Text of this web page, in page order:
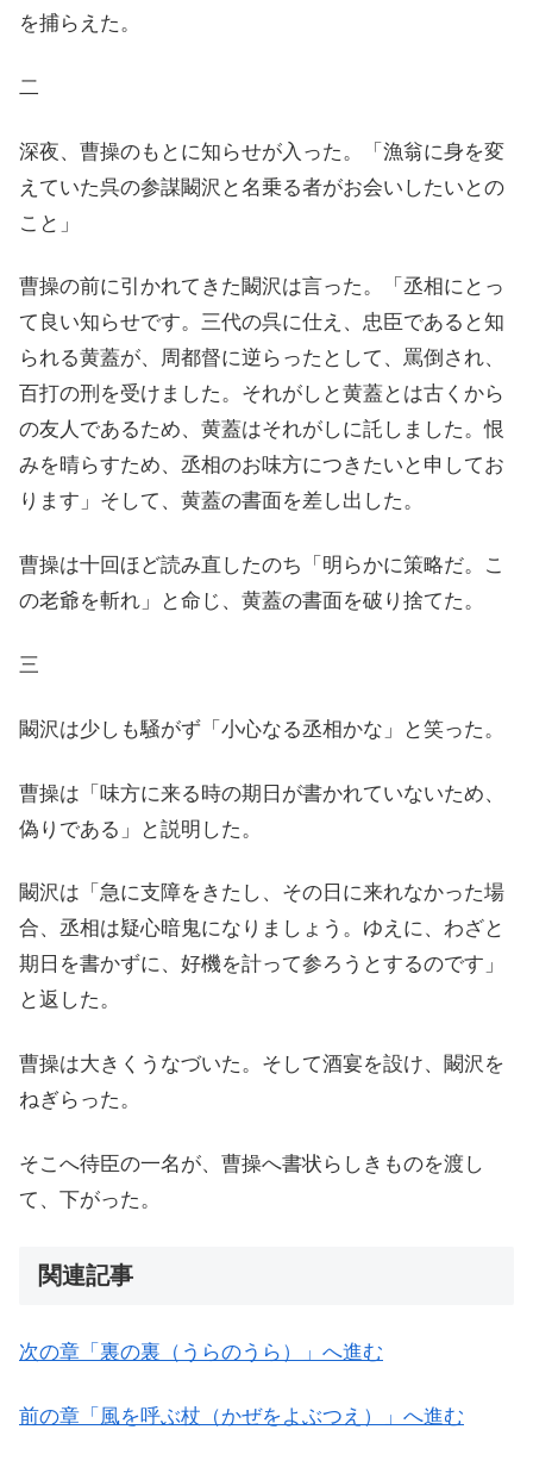
を捕らえた。
二
深夜、曹操のもとに知らせが入った。「漁翁に身を変
えていた呉の参謀闞沢と名乗る者がお会いしたいとの
こと」
曹操の前に引かれてきた闞沢は言った。「丞相にとっ
て良い知らせです。三代の呉に仕え、忠臣であると知
られる黄蓋が、周都督に逆らったとして、罵倒され、
百打の刑を受けました。それがしと黄蓋とは古くから
の友人であるため、黄蓋はそれがしに託しました。恨
みを晴らすため、丞相のお味方につきたいと申してお
ります」そして、黄蓋の書面を差し出した。
曹操は十回ほど読み直したのち「明らかに策略だ。こ
の老爺を斬れ」と命じ、黄蓋の書面を破り捨てた。
三
闞沢は少しも騒がず「小心なる丞相かな」と笑った。
曹操は「味方に来る時の期日が書かれていないため、
偽りである」と説明した。
闞沢は「急に支障をきたし、その日に来れなかった場
合、丞相は疑心暗鬼になりましょう。ゆえに、わざと
期日を書かずに、好機を計って参ろうとするのです」
と返した。
曹操は大きくうなづいた。そして酒宴を設け、闞沢を
ねぎらった。
そこへ待臣の一名が、曹操へ書状らしきものを渡し
て、下がった。
関連記事
次の章「裏の裏（うらのうら）」へ進む
前の章「風を呼ぶ杖（かぜをよぶつえ）」へ進む